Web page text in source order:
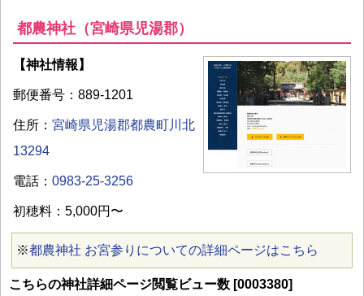
都農神社（宮崎県児湯郡）
【神社情報】
郵便番号：889-1201
住所： 宮崎県児湯郡都農町川北
13294
電話： 0983-25-3256
初穂料：5,000円〜
※都農神社 お宮参りについての詳細ページはこちら
こちらの神社詳細ページ閲覧ビュー数 [0003380]